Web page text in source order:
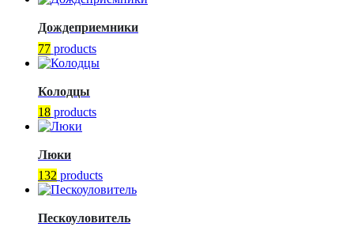
Дождеприемники
77 products
Колодцы
18 products
Люки
132 products
Пескоуловитель